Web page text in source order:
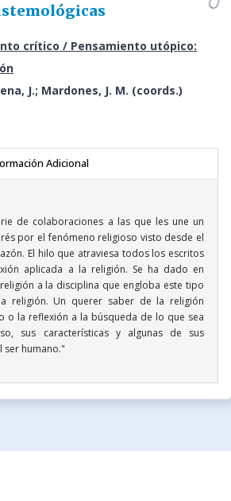
crítico / Pensamiento utópico:
J.; Mardones, J. M. (coords.)
Adicional
de colaboraciones a las que les une un
por el fenómeno religioso visto desde el
El hilo que atraviesa todos los escritos
aplicada a la religión. Se ha dado en
a la disciplina que engloba este tipo
religión. Un querer saber de la religión
o la reflexión a la búsqueda de lo que sea
sus características y algunas de sus
ser humano."